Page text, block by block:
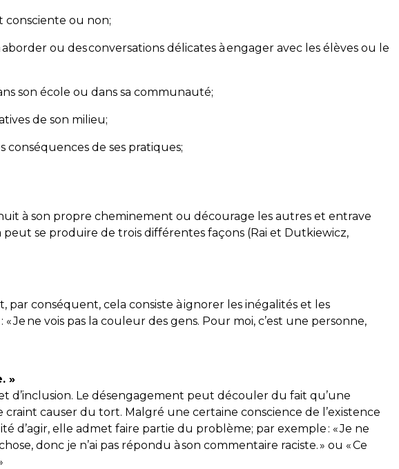
consciente ou non;
ou des conversations délicates à engager avec les élèves ou le
son école ou dans sa communauté;
de son milieu;
conséquences de ses pratiques;
à son propre cheminement ou décourage les autres et entrave
se produire de trois différentes façons (Rai et Dutkiewicz,
conséquent, cela consiste à ignorer les inégalités et les
ne vois pas la couleur des gens. Pour moi, c’est une personne,
»
d’inclusion. Le désengagement peut découler du fait qu’une
causer du tort. Malgré une certaine conscience de l’existence
d’agir, elle admet faire partie du problème; par exemple : « Je ne
donc je n’ai pas répondu à son commentaire raciste. » ou « Ce